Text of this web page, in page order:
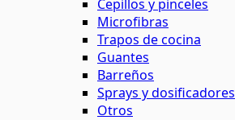
Cepillos y pinceles
Microfibras
Trapos de cocina
Guantes
Barreños
Sprays y dosificadores
Otros